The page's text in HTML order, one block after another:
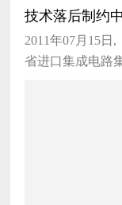
技术落后制约
2011年07月15
省进口集成电路